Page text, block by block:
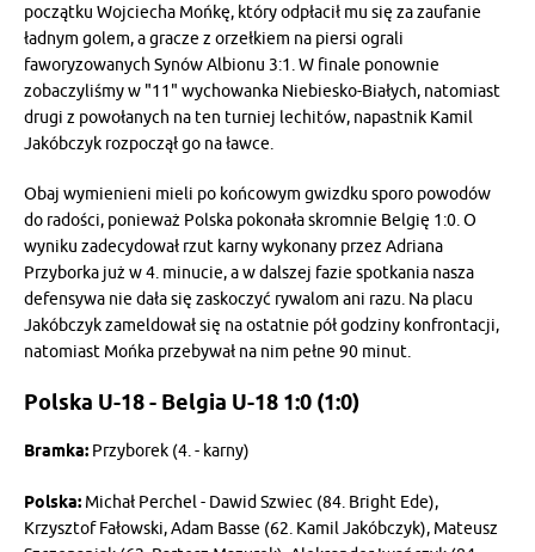
początku Wojciecha Mońkę, który odpłacił mu się za zaufanie
ładnym golem, a gracze z orzełkiem na piersi ograli
faworyzowanych Synów Albionu 3:1. W finale ponownie
zobaczyliśmy w "11" wychowanka Niebiesko-Białych, natomiast
drugi z powołanych na ten turniej lechitów, napastnik Kamil
Jakóbczyk rozpoczął go na ławce.
Obaj wymienieni mieli po końcowym gwizdku sporo powodów
do radości, ponieważ Polska pokonała skromnie Belgię 1:0. O
wyniku zadecydował rzut karny wykonany przez Adriana
Przyborka już w 4. minucie, a w dalszej fazie spotkania nasza
defensywa nie dała się zaskoczyć rywalom ani razu. Na placu
Jakóbczyk zameldował się na ostatnie pół godziny konfrontacji,
natomiast Mońka przebywał na nim pełne 90 minut.
Polska U-18 - Belgia U-18 1:0 (1:0)
Bramka: Przyborek (4. - karny)
Polska: Michał Perchel - Dawid Szwiec (84. Bright Ede),
Krzysztof Fałowski, Adam Basse (62. Kamil Jakóbczyk), Mateusz